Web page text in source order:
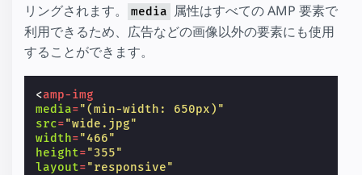
リングされます。
media
属性はすべての AMP 要素で
利用できるため、広告などの画像以外の要素にも使用
することができます。
<amp-img
media="(min-width: 650px)"
src="wide.jpg"
width="466"
height="355"
layout="responsive"